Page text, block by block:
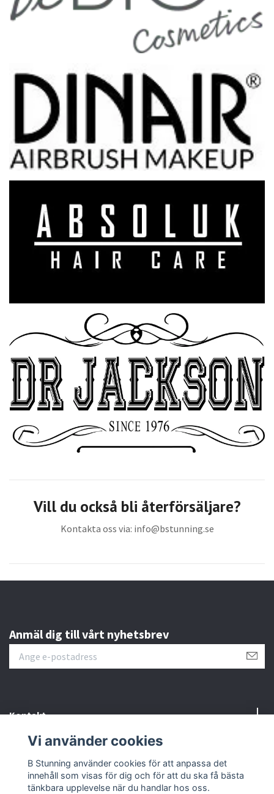
Vill du också bli återförsäljare?
Kontakta oss via: info@bstunning.se
Anmäl dig till vårt nyhetsbrev
Kontakt
Information
Sociala medier
Vi använder cookies
B Stunning använder cookies för att anpassa det
innehåll som visas för dig och för att du ska få bästa
tänkbara upplevelse när du handlar hos oss.